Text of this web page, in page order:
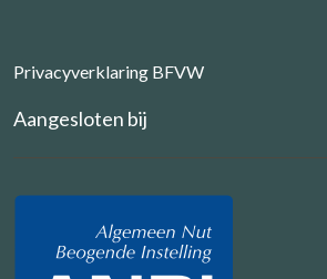
Privacyverklaring BFVW
Aangesloten bij